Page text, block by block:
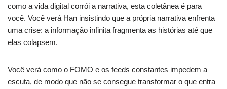
como a vida digital corrói a narrativa, esta coletânea é para
você. Você verá Han insistindo que a própria narrativa enfrenta
uma crise: a informação infinita fragmenta as histórias até que
elas colapsem.
Você verá como o FOMO e os feeds constantes impedem a
escuta, de modo que não se consegue transformar o que entra